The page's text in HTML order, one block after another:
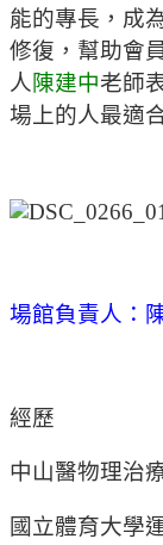
能的專長，成
修復，幫助會
人陳建中老師
場上的人最適
場館負責人：
經歷
中山醫物理治
國立體育大學